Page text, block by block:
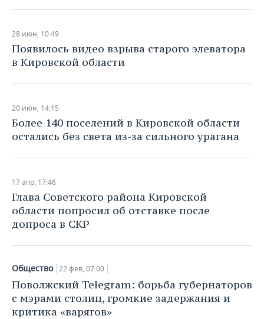
28 июн, 10:49
Появилось видео взрыва старого элеватора
в Кировской области
20 июн, 14:15
Более 140 поселений в Кировской области
остались без света из-за сильного урагана
17 апр, 17:46
Глава Советского района Кировской
области попросил об отставке после
допроса в СКР
Общество 22 фев, 07:00
Поволжский Telegram: борьба губернаторов
с мэрами столиц, громкие задержания и
критика «варягов»